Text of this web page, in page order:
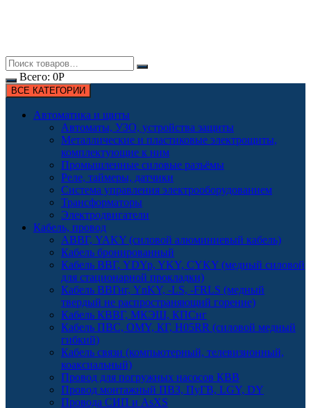
Всего: 0Р
ВСЕ КАТЕГОРИИ
Автоматика и щиты
Автоматы, УЗО, устройства защиты
Металлические и пластиковые электрощиты,
комплектующие к ним
Промышленные силовые разъёмы
Реле, таймеры, датчики
Система управления электрооборудованием
Трансформаторы
Электродвигатели
Кабель, провод
АВВГ, YAKY (силовой алюминиевый кабель)
Кабель бронированный
Кабель ВВГ, YDYp, YKY, CYKY (медный силовой
для стационарной прокладки)
Кабель ВВГнг, YnKY, -LS, -FRLS (медный
твердый не распространяющий горение)
Кабель КВВГ, МКЭШ, КПСнг
Кабель ПВС, OMY, КГ, H05RR (силовой медный
гибкий)
Кабель связи (компьютерный, телевизионный,
коаксиальный)
Провод для погружных насосов КВВ
Провод монтажный ПВЗ, ПуГВ, LGY, DY
Провода СИП и AsXS